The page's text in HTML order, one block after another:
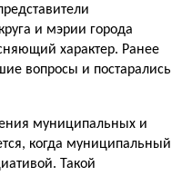
и мэрии города
характер. Ранее
вопросы и постарались
муниципальных и
когда муниципальный
Такой